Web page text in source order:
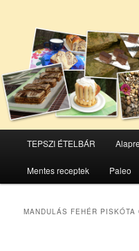
Tovább
az
elsődleges
Tovább
a
másodlagos
TEPSZI ÉTELBÁR
Mentes receptek Paleo
MANDULÁS FEHÉR PISKÓTA